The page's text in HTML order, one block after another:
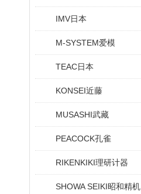
IMV日本
M-SYSTEM爱模
TEAC日本
KONSEI近藤
MUSASHI武藏
PEACOCK孔雀
RIKENKIKI理研计器
SHOWA SEIKI昭和精机